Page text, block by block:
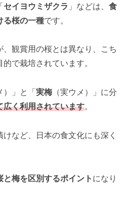
セイヨウミザクラ 」などは、 食
る桜の一種です。
観賞用の桜とは異なり、こち
で栽培されています。
）」と「実梅 （実ウメ）」に分
広く利用されています。
など、日本の食文化にも深く
梅を区別するポイント になり